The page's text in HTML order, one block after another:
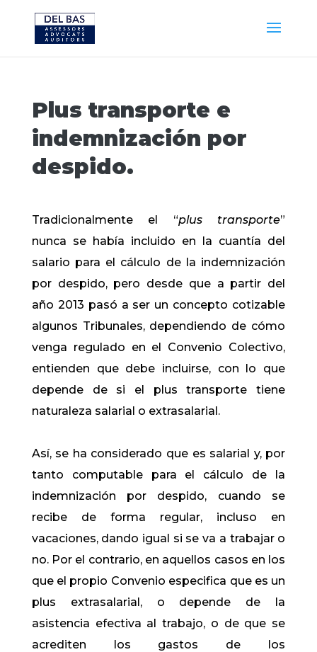
Plus transporte e
indemnización por
despido.
Tradicionalmente el “plus transporte”
nunca se había incluido en la cuantía del
salario para el cálculo de la indemnización
por despido, pero desde que a partir del
año 2013 pasó a ser un concepto cotizable
algunos Tribunales, dependiendo de cómo
venga regulado en el Convenio Colectivo,
entienden que debe incluirse, con lo que
depende de si el plus transporte tiene
naturaleza salarial o extrasalarial.
Así, se ha considerado que es salarial y, por
tanto computable para el cálculo de la
indemnización por despido, cuando se
recibe de forma regular, incluso en
vacaciones, dando igual si se va a trabajar o
no. Por el contrario, en aquellos casos en los
que el propio Convenio especifica que es un
plus extrasalarial, o depende de la
asistencia efectiva al trabajo, o de que se
acrediten los gastos de los